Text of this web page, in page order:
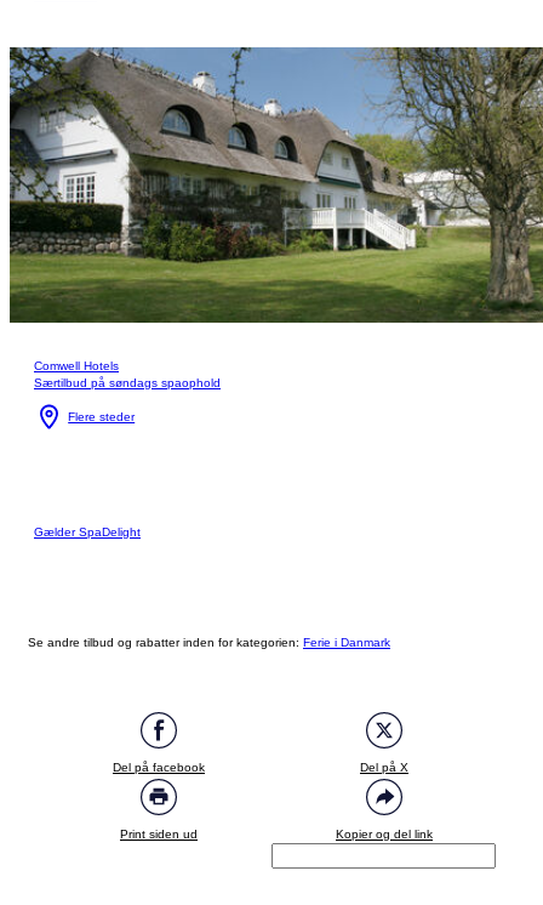
Comwell Hotels
Særtilbud på søndags spaophold
Flere steder
Gælder SpaDelight
Se andre tilbud og rabatter inden for kategorien: Ferie i Danmark
Del på facebook Del på X
Print siden ud Kopier og del link